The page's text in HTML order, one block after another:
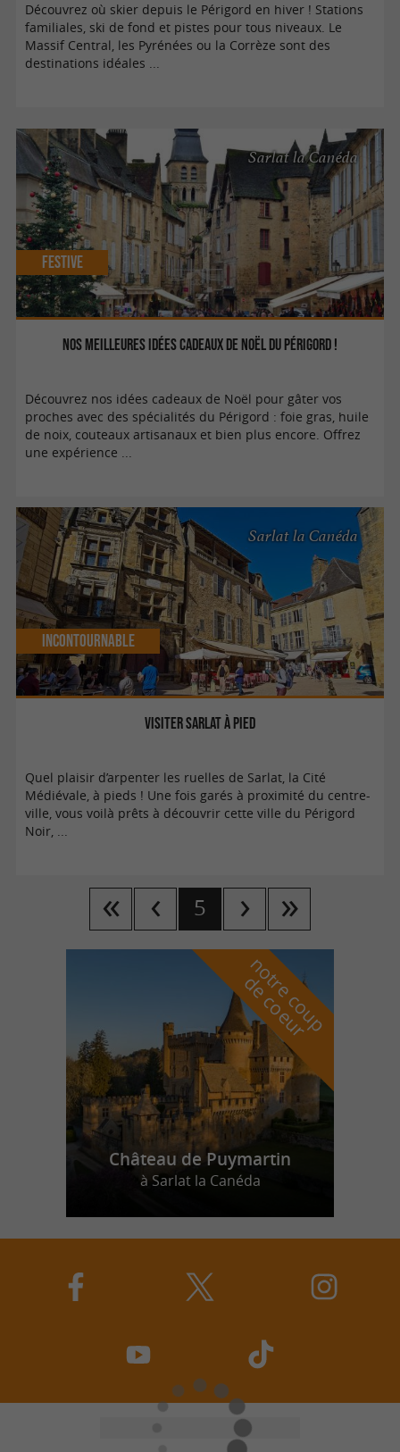
Découvrez où skier depuis le Périgord en hiver ! Stations
familiales, ski de fond et pistes pour tous niveaux. Le
Massif Central, les Pyrénées ou la Corrèze sont des
destinations idéales ...
Nos meilleures Idées Cadeaux de Noël du Périgord !
Sarlat la Canéda
Festive
Découvrez nos idées cadeaux de Noël pour gâter vos
proches avec des spécialités du Périgord : foie gras, huile
de noix, couteaux artisanaux et bien plus encore. Offrez
une expérience ...
Visiter Sarlat à pied
Sarlat la Canéda
Incontournable
Quel plaisir d’arpenter les ruelles de Sarlat, la Cité
Médiévale, à pieds ! Une fois garés à proximité du centre-
ville, vous voilà prêts à découvrir cette ville du Périgord
Noir, ...
5
n
o
t
r
e
c
o
u
p
d
e
c
o
e
u
r
Château de Puymartin
à Sarlat la Canéda